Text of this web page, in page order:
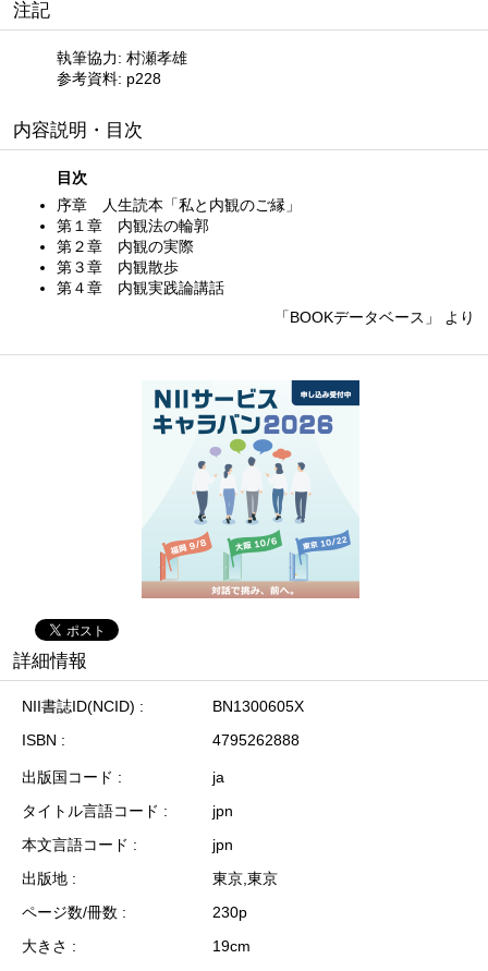
注記
執筆協力: 村瀬孝雄
参考資料: p228
内容説明・目次
目次
序章 人生読本「私と内観のご縁」
第１章 内観法の輪郭
第２章 内観の実際
第３章 内観散歩
第４章 内観実践論講話
「BOOKデータベース」 より
詳細情報
NII書誌ID(NCID)
BN1300605X
ISBN
4795262888
出版国コード
ja
タイトル言語コード
jpn
本文言語コード
jpn
出版地
東京,東京
ページ数/冊数
230p
大きさ
19cm